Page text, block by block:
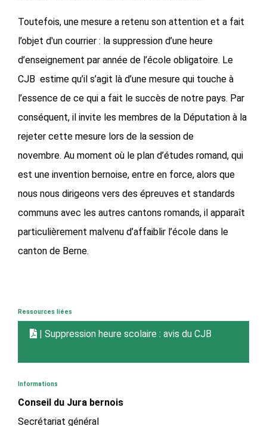
Toutefois, une mesure a retenu son attention et a fait
l’objet d'un courrier : la suppression d’une heure
d’enseignement par année de l’école obligatoire. Le
CJB estime qu’il s’agit là d’une mesure qui touche à
l’essence de ce qui a fait le succès de notre pays. Par
conséquent, il invite les membres de la Députation à la
rejeter cette mesure lors de la session de
novembre. Au moment où le plan d’études romand, qui
est une invention bernoise, entre en force, alors que
nous nous dirigeons vers des épreuves et standards
communs avec les autres cantons romands, il apparaît
particulièrement malvenu d’affaiblir l’école dans le
canton de Berne.
Ressources liées
| Suppression heure scolaire : avis du CJB
Informations
Conseil du Jura bernois
Secrétariat général